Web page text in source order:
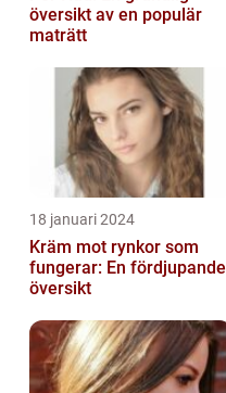
översikt av en populär
maträtt
18 januari 2024
Kräm mot rynkor som
fungerar: En fördjupande
översikt